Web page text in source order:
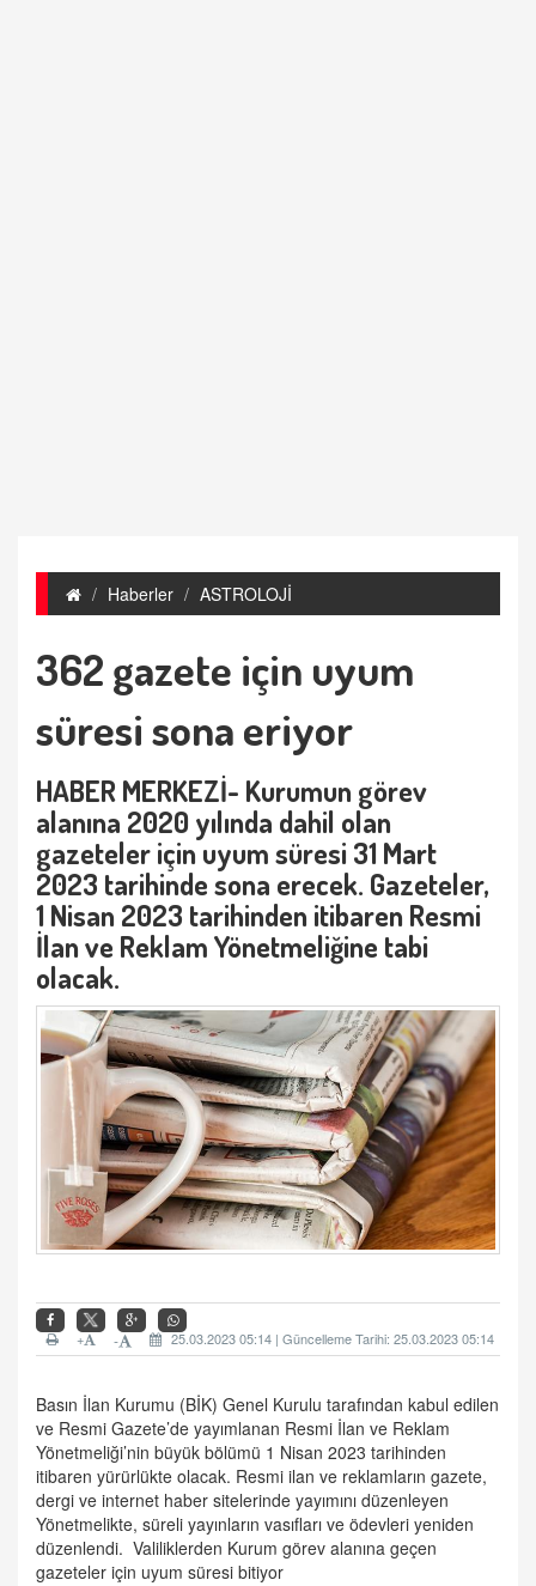
Haberler ASTROLOJİ
362 gazete için uyum
süresi sona eriyor
HABER MERKEZİ- Kurumun görev
alanına 2020 yılında dahil olan
gazeteler için uyum süresi 31 Mart
2023 tarihinde sona erecek. Gazeteler,
1 Nisan 2023 tarihinden itibaren Resmi
İlan ve Reklam Yönetmeliğine tabi
olacak.
25.03.2023 05:14 | Güncelleme Tarihi: 25.03.2023 05:14
-
+
Basın İlan Kurumu (BİK) Genel Kurulu tarafından kabul edilen
ve Resmi Gazete’de yayımlanan Resmi İlan ve Reklam
Yönetmeliği’nin büyük bölümü 1 Nisan 2023 tarihinden
itibaren yürürlükte olacak. Resmi ilan ve reklamların gazete,
dergi ve internet haber sitelerinde yayımını düzenleyen
Yönetmelikte, süreli yayınların vasıfları ve ödevleri yeniden
düzenlendi. Valiliklerden Kurum görev alanına geçen
gazeteler için uyum süresi bitiyor